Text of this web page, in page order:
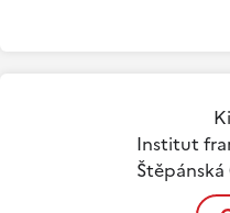
Institut
Štěpánská